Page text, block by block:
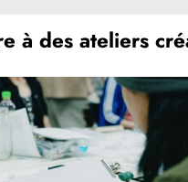
à des ateliers